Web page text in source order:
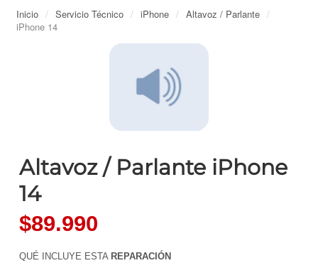
Inicio / Servicio Técnico / iPhone / Altavoz / Parlante /
iPhone 14
Altavoz / Parlante iPhone
14
$89.990
QUÉ INCLUYE ESTA REPARACIÓN